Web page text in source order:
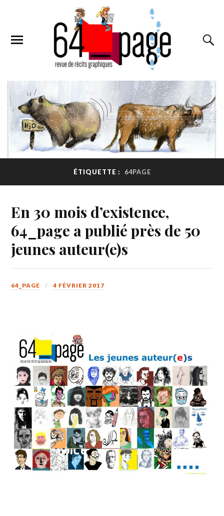
ÉTIQUETTE : 64PAGE
En 30 mois d’existence,
64_page a publié près de 50
jeunes auteur(e)s
64_PAGE 4 FÉVRIER 2017